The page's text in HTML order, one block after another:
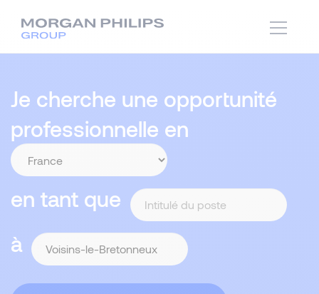
Je cherche une opportunité
professionnelle en
en tant que
à